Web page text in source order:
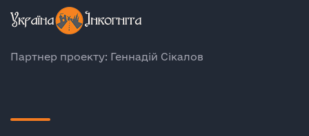
Партнер проекту: Геннадій Сікалов